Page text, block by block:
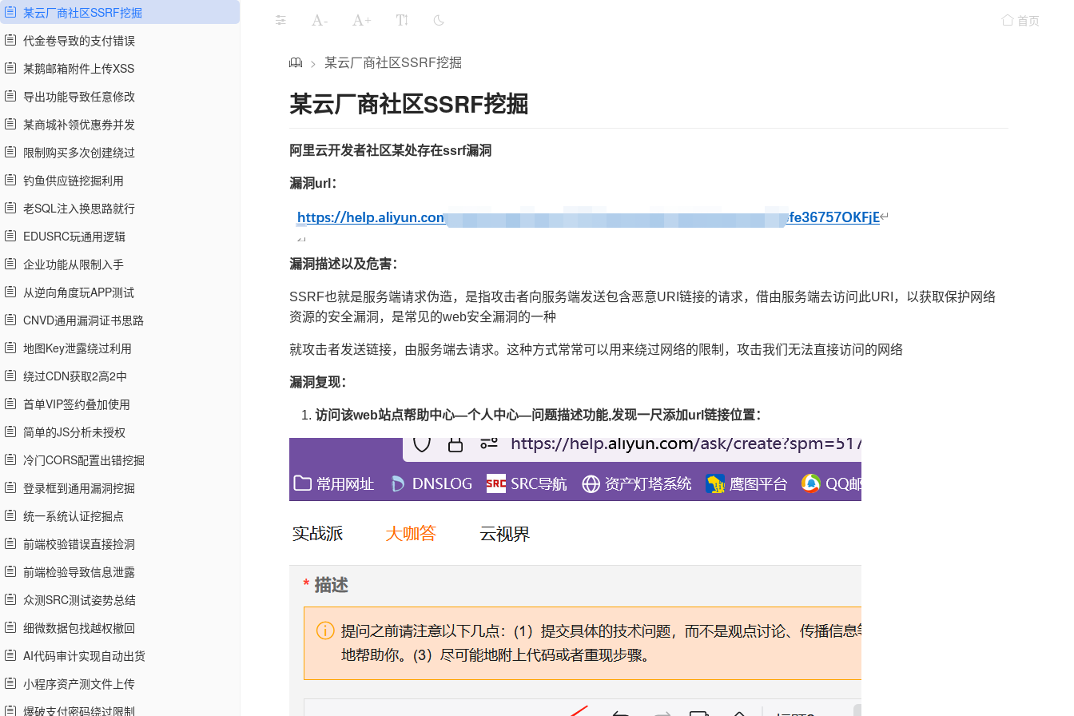
某云厂商社区SSRF挖掘
代金卷导致的支付错误
某鹅邮箱附件上传XSS
导出功能导致任意修改
某商城补领优惠券并发
限制购买多次创建绕过
钓鱼供应链挖掘利用
老SQL注入换思路就行
EDUSRC玩通用逻辑
企业功能从限制入手
从逆向角度玩APP测试
CNVD通用漏洞证书思路
地图Key泄露绕过利用
绕过CDN获取2高2中
首单VIP签约叠加使用
简单的JS分析未授权
冷门CORS配置出错挖掘
登录框到通用漏洞挖掘
统一系统认证挖掘点
前端校验错误直接捡洞
前端检验导致信息泄露
众测SRC测试姿势总结
细微数据包找越权撤回
AI代码审计实现自动出货
小程序资产测文件上传
爆破支付密码绕过限制
- + 首页
> 某云厂商社区SSRF挖掘
某云厂商社区SSRF挖掘
阿里云开发者社区某处存在ssrf漏洞
漏洞url：
漏洞描述以及危害：
SSRF也就是服务端请求伪造，是指攻击者向服务端发送包含恶意URI链接的请求，借由服务端去访问此URI，以获取保护网络
资源的安全漏洞，是常见的web安全漏洞的一种
就攻击者发送链接，由服务端去请求。这种方式常常可以用来绕过网络的限制，攻击我们无法直接访问的网络
漏洞复现：
访问该web站点帮助中心—个人中心—问题描述功能,发现一尺添加url链接位置：